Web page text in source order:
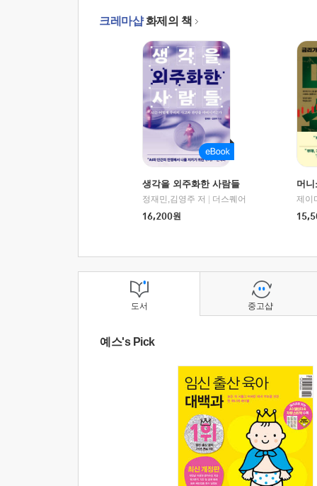
크레마샵화제의 책
생각을 외주화한 사람들
정재민,김영주 저
더스퀘어
16,200원
머
도서
예스's Pick
중고샵